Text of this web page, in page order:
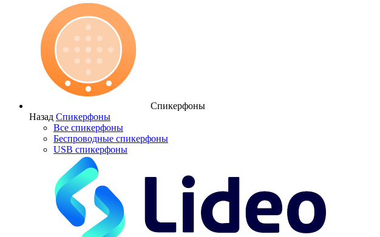
Спикерфоны
Назад Спикерфоны
Все спикерфоны
Беспроводные спикерфоны
USB спикерфоны